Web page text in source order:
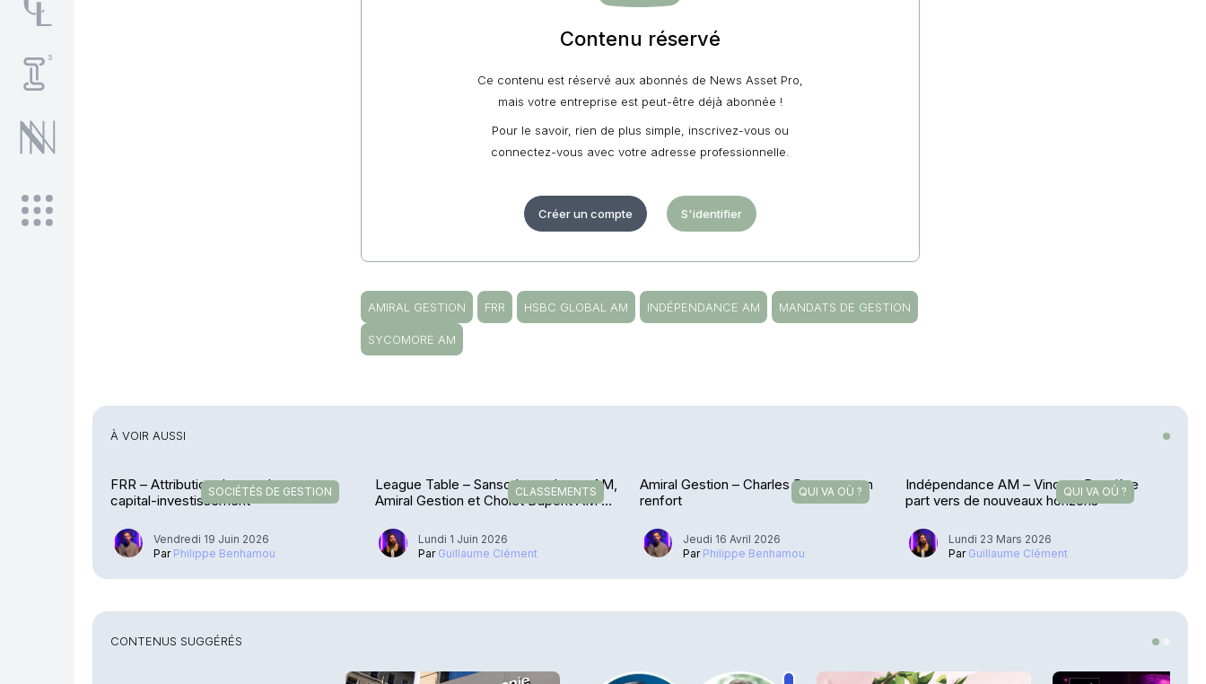
Contenu réservé
Ce contenu est réservé aux abonnés de News Asset Pro,
mais votre entreprise est peut-être déjà abonnée !
Pour le savoir, rien de plus simple, inscrivez-vous ou
connectez-vous avec votre adresse professionnelle.
Créer un compte S'identifier
AMIRAL GESTION FRR HSBC GLOBAL AM INDÉPENDANCE AM MANDATS DE GESTION
SYCOMORE AM
À VOIR AUSSI
SOCIÉTÉS DE GESTION
FRR – Attribution de mandats en
capital-investissement
Vendredi 19 Juin 2026
Par Philippe Benhamou
CLASSEMENTS
League Table – Sanso Longchamp AM,
Amiral Gestion et Cholet Dupont AM au
Lundi 1 Juin 2026
Par Guillaume Clément
QUI VA OÙ ?
Amiral Gestion – Charles Perronnet en
renfort
Jeudi 16 Avril 2026
Par Philippe Benhamou
QUI VA OÙ ?
Indépendance AM – Vincent Rouvière
part vers de nouveaux horizons
Lundi 23 Mars 2026
Par Guillaume Clément
CONTENUS SUGGÉRÉS